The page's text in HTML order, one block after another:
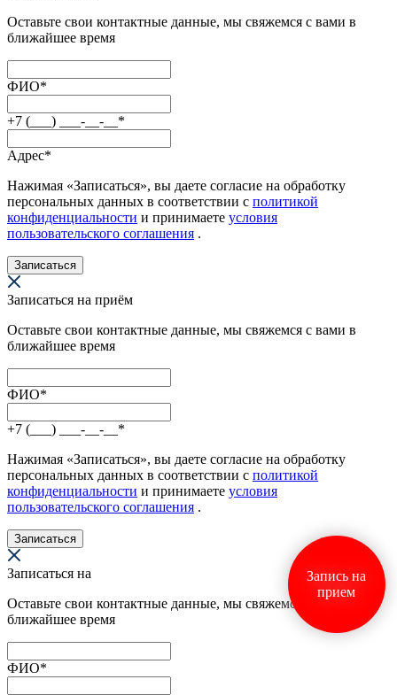
Оставьте свои контактные данные, мы свяжемся с вами в
ближайшее время
ФИО*
+7 (___) ___-__-__ *
Адрес*
Нажимая «Записаться», вы даете согласие на обработку
персональных данных в соответствии с политикой
конфиденциальности и принимаете условия
пользовательского соглашения .
Записаться
Записаться на приём
Оставьте свои контактные данные, мы свяжемся с вами в
ближайшее время
ФИО*
+7 (___) ___-__-__ *
Нажимая «Записаться», вы даете согласие на обработку
персональных данных в соответствии с политикой
конфиденциальности и принимаете условия
пользовательского соглашения .
Записаться
Записаться на
Оставьте свои контактные данные, мы свяжемся с вами в
ближайшее время
ФИО*
Запись на
прием